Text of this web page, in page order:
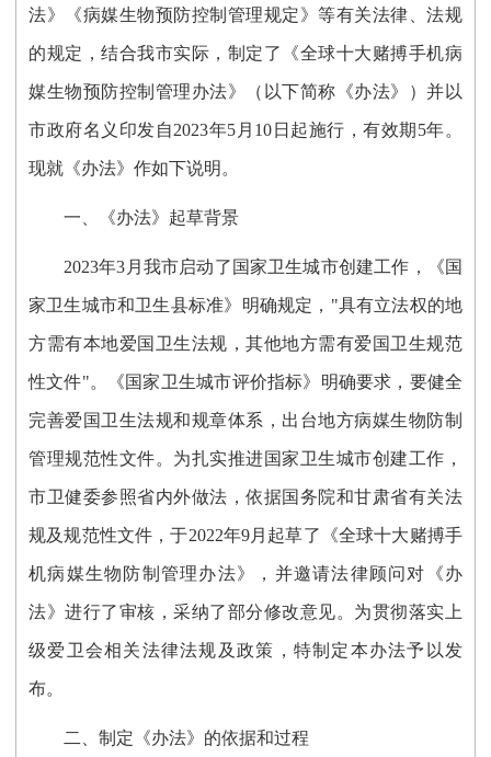
法》《病媒生物预防控制管理规定》等有关法律、法规
的规定，结合我市实际，制定了《全球十大赌搏手机病
媒生物预防控制管理办法》（以下简称《办法》）并 以
市政府名义印发自2023年5月10日起施行，有效期5年。
现就《办法》作如下说明。
一、《办法》起草背景
2023年3月我市启动了国家卫生城市创建工作，《国
家卫生城市和卫生县标准》明确规定，"具有立法权的地
方需有本地爱国卫生法规，其他地方需有爱国卫生规范
性文件"。《国家卫生城市评价指标》明确要求，要健全
完善爱国卫生法规和规章体系，出台地方病媒生物防制
管理规范性文件。为扎实推进国家卫生城市创建工作，
市卫健委参照省内外做法，依据国务院和甘肃省有关法
规及规范性文件，于2022年9月 起草了《全球十大赌搏手
机病媒生物防制管理办法》，并邀请法律顾问对 《办
法》进行了审核，采纳了部分修改意见。 为贯彻落实上
级爱卫会相关法律法规及政策，特制定本办法予以发
布。
二、制定《办法》的依据和过程